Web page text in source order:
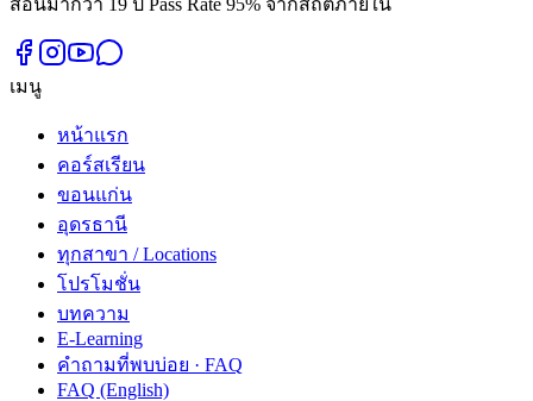
เมนู
หน้าแรก
คอร์สเรียน
ขอนแก่น
อุดรธานี
ทุกสาขา / Locations
โปรโมชั่น
บทความ
E-Learning
คำถามที่พบบ่อย · FAQ
FAQ (English)